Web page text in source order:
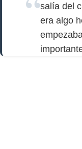
salía del
era algo